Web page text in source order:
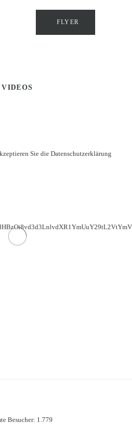
FLYER
VIDEOS
Sie die Datenschutzerklärung
Besucher: 1.779